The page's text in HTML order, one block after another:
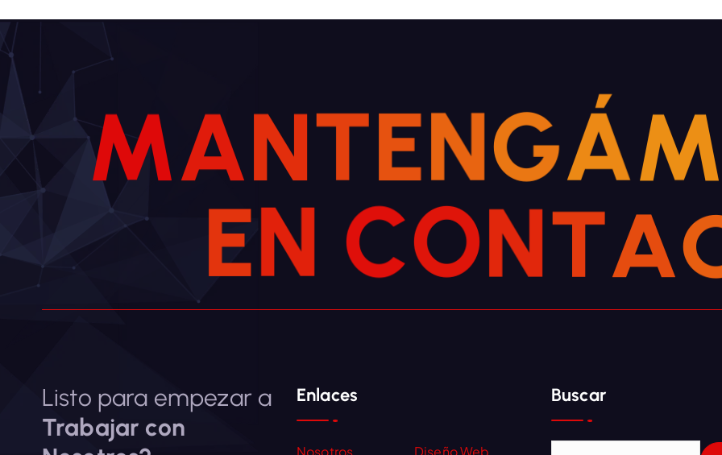
MANTENGÁM
EN CONTA
Listo para empezar a
Trabajar con
Enlaces
Nosotros Diseño Web
Buscar